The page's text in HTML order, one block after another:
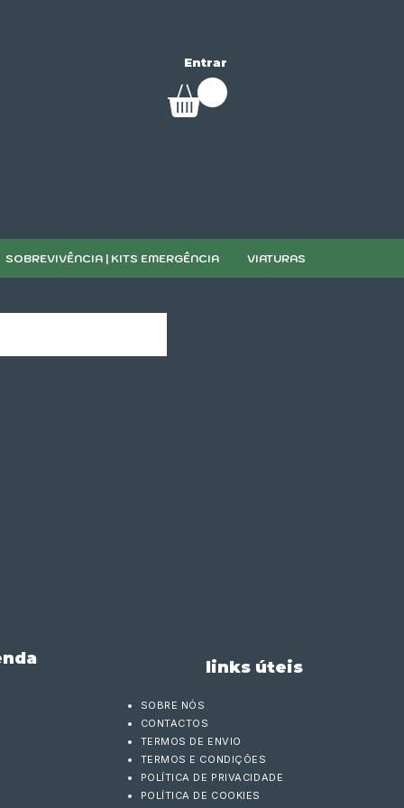
Entrar
SOBREVIVÊNCIA | KITS EMERGÊNCIA VIATURAS
links úteis
SOBRE NÓS
CONTACTOS
TERMOS DE ENVIO
TERMOS E CONDIÇÕES
POLÍTICA DE PRIVACIDADE
POLÍTICA DE COOKIES